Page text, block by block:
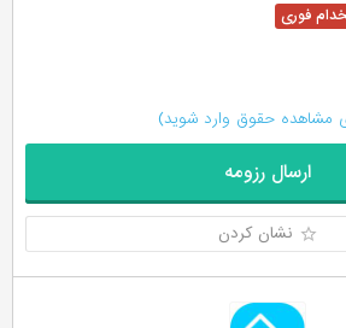
مشاهده حقوق وارد شوید)
ارسال رزومه
نشان کردن